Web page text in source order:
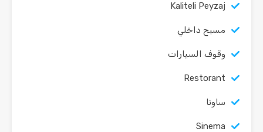
Kaliteli Peyzaj
مسبح داخلي
وقوف السيارات
Restorant
ساونا
Sinema